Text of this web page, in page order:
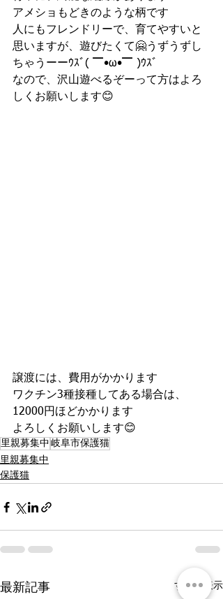
アメショもどきのような柄です
人にもフレンドリーで、育てやすいと
思いますが、遊びたくて🤗うずうずし
ちゃうーーｳｽﾞ( ▔•ω•▔ )ｳｽﾞ
なので、沢山遊べるぞーって方はよろ
しくお願いします😊
譲渡には、費用がかかります
ワクチン3種接種してある場合は、
12000円ほどかかります
よろしくお願いします😊
里親募集中 岐阜市保護猫
里親募集中
保護猫
最新記事 すべて表示